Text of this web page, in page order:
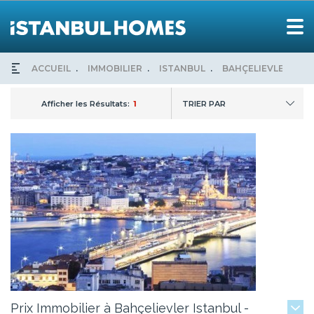
ACCUEIL IMMOBILIER ISTANBUL BAHÇELIEVLER
Afficher les Résultats: 1 TRIER PAR
Prix Immobilier à Bahçelievler Istanbul -